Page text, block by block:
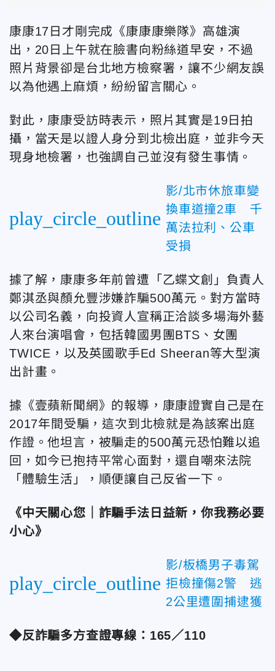
康康17日才剛完成《康康康樂隊》高雄演
出，20日上午就在臉書向粉絲道早安，不過
照片背景卻是台北地方檢察署，讓不少網友誤
以為他遇上麻煩，紛紛留言關心。
對此，康康受訪時表示，照片其實是19日拍
攝，當天是以證人身分到北檢出庭，並非今天
現身地檢署，也強調自己並沒有發生事情。
play_circle_outline
影/北市休旅車變
換車道撞2車 千
萬法拉利、公車
受損
據了解，康康多年前曾遭「乙蝶文創」負責人
鄭淇丞與顏允豐涉嫌詐騙500萬元。對方當時
以公司名義，向投資人宣稱正洽談多場海外藝
人來台演唱會，包括韓國男團BTS、女團
TWICE，以及英國歌手Ed Sheeran等大型演
出計畫。
據《壹蘋新聞網》的報導，康康證實自己是在
2017年間受騙，這次到北檢就是為該案出庭
作證。他坦言，被騙走的500萬元恐怕難以追
回，如今已抱持平常心面對，還自嘲來法院
「體驗生活」，順便讓自己反省一下。
《中天關心您｜詐騙手法日益新，你我務必要
小心》
play_circle_outline
影/板橋男子毒駕
拒檢撞傷2警 逃
2公里遭圍捕逮獲
◆反詐騙多方查證專線：165／110